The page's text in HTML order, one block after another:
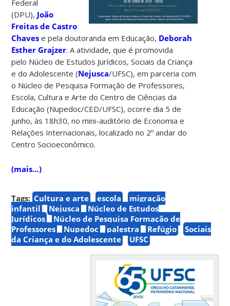
Federal
(DPU), João
Freitas de Castro
Chaves e pela doutoranda em Educação, Deborah
Esther Grajzer. A atividade, que é promovida
pelo Núcleo de Estudos Jurídicos, Sociais da Criança
e do Adolescente (Nejusca/UFSC), em parceria com
o Núcleo de Pesquisa Formação de Professores,
Escola, Cultura e Arte do Centro de Ciências da
Educação (Nupedoc/CED/UFSC), ocorre dia 5 de
junho, às 18h30, no mini-auditório de Economia e
Relações Internacionais, localizado no 2º andar do
Centro Socioeconômico.
(mais…)
Tags: Cultura e arte escola
migração
infantil
Nejusca
Núcleo de Estudos
Jurídicos
Núcleo de Pesquisa Formação de
Professores
Nupedoc palestra Refúgio
Sociais
da Criança e do Adolescente
UFSC